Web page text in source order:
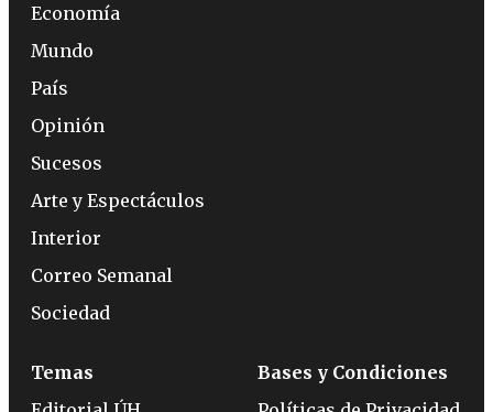
Economía
Mundo
País
Opinión
Sucesos
Arte y Espectáculos
Interior
Correo Semanal
Sociedad
Temas
Bases y Condiciones